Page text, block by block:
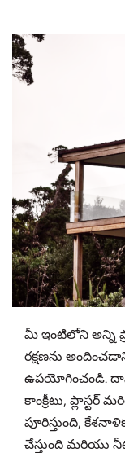
మీ ఇంటిలోని అన్ని
రక్షణను
ఉపయోగించండి. దాని
కాంక్రీటు, ప్లాస్టర్
పూరిస్తుంది,
చేస్తుంది మరియు నీటి